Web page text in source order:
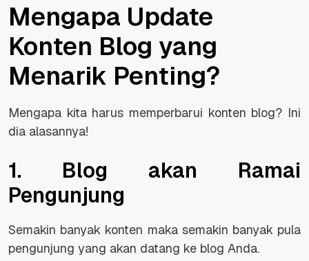
Mengapa Update
Konten Blog yang
Menarik Penting?
Mengapa kita harus memperbarui konten blog? Ini
dia alasannya!
1. Blog akan Ramai
Pengunjung
Semakin banyak konten maka semakin banyak pula
pengunjung yang akan datang ke blog Anda.